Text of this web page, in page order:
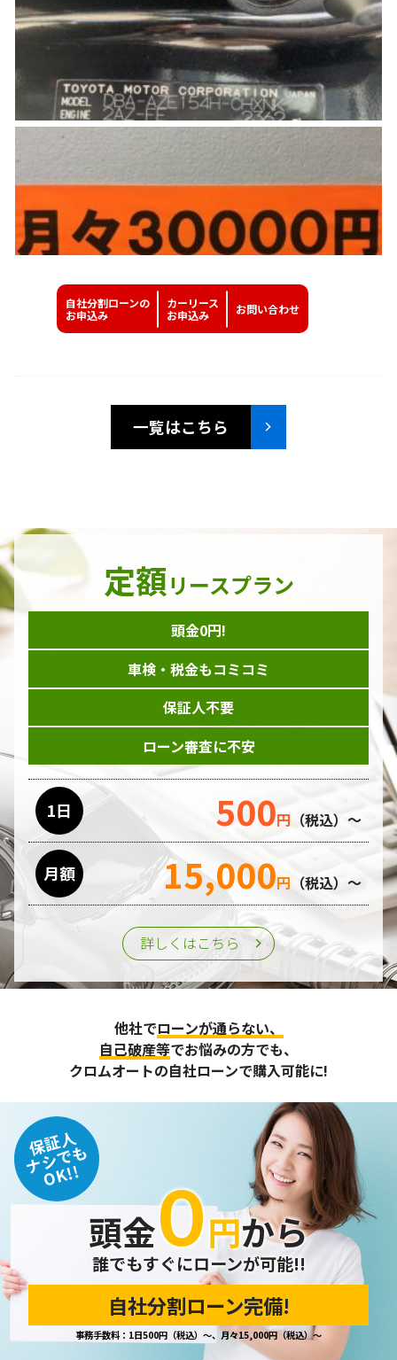
自社分割ローンの
お申込み
カーリース
お申込み
お問い合わせ
一覧はこちら
定額リースプラン
頭金0円!
車検・税金もコミコミ
保証人不要
ローン審査に不安
1日 500円 （税込）～
月額 15,000円 （税込）～
詳しくはこちら
他社でローンが通らない、
自己破産等でお悩みの方でも、
クロムオートの自社ローンで購入可能に!
保証人
ナシでも
OK!!
頭金０円から
誰でもすぐにローンが可能!!
自社分割ローン完備!
事務手数料：1日500円（税込）～、月々15,000円（税込）～